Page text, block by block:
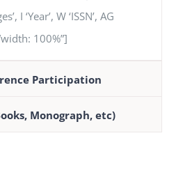
I ‘Year’, W ‘ISSN’, AG
100%”]
Participation
Monograph, etc)